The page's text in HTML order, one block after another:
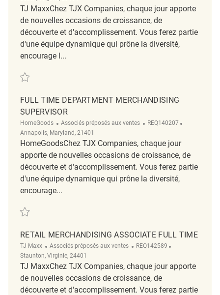
TJ MaxxChez TJX Companies, chaque jour apporte
de nouvelles occasions de croissance, de
découverte et d'accomplissement. Vous ferez partie
d'une équipe dynamique qui prône la diversité,
encourage l...
Sauvegarder Store Merchandising Coordinator REQ124728
FULL TIME DEPARTMENT MERCHANDISING
SUPERVISOR
HomeGoods Catégorie
Associés préposés aux ventes ReqId
REQ140207
Annapolis, Maryland, 21401
HomeGoodsChez TJX Companies, chaque jour
apporte de nouvelles occasions de croissance, de
découverte et d'accomplissement. Vous ferez partie
d'une équipe dynamique qui prône la diversité,
encourage...
Sauvegarder Full Time Department Merchandising Supervisor
RETAIL MERCHANDISING ASSOCIATE FULL TIME
TJ Maxx Catégorie
Associés préposés aux ventes ReqId
REQ142589
Staunton, Virginie, 24401
TJ MaxxChez TJX Companies, chaque jour apporte
de nouvelles occasions de croissance, de
découverte et d'accomplissement. Vous ferez partie